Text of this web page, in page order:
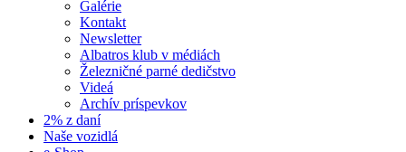
Galérie
Kontakt
Newsletter
Albatros klub v médiách
Železničné parné dedičstvo
Videá
Archív príspevkov
2% z daní
Naše vozidlá